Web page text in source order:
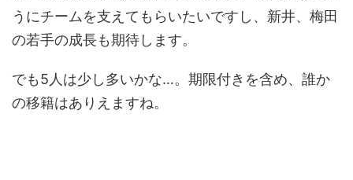
うにチームを支えてもらいたいですし、新井、梅田
の若手の成長も期待します。
でも5人は少し多いかな…。期限付きを含め、誰か
の移籍はありえますね。